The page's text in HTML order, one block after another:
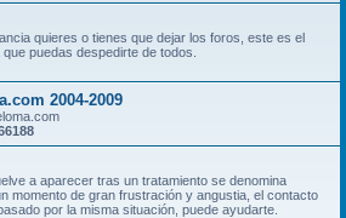
quieres o tienes que dejar los foros, este es el
puedas despedirte de todos.
2004-2009
a aparecer tras un tratamiento se denomina
momento de gran frustración y angustia, el contacto
por la misma situación, puede ayudarte.